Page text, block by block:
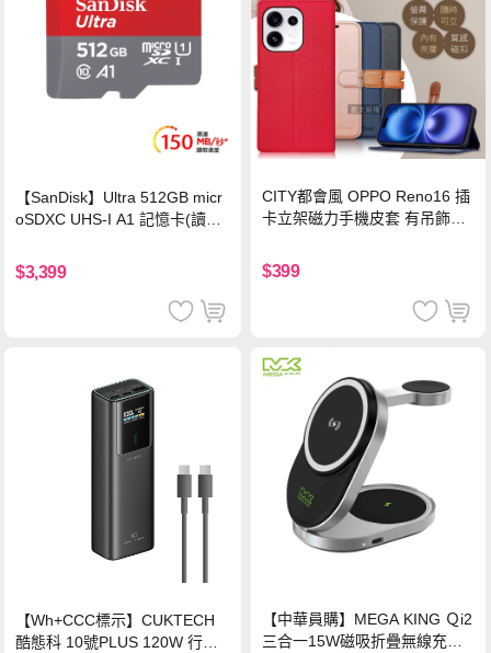
【SanDisk】Ultra 512GB micr
oSDXC UHS-I A1 記憶卡(讀取
$3,399
CITY都會風 OPPO Reno16 插
卡立架磁力手機皮套 有吊飾孔
$399
【Wh+CCC標示】CUKTECH
酷態科 10號PLUS 120W 行動
【中華員購】MEGA KING Ｑi2
三合一15W磁吸折疊無線充電